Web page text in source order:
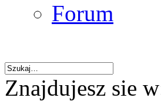
Forum
Znajdujesz sie